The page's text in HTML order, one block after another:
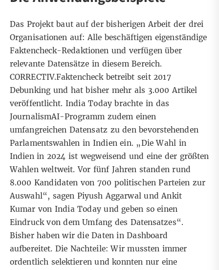
Das Projekt baut auf der bisherigen Arbeit der drei
Organisationen auf: Alle beschäftigen eigenständige
Faktencheck-Redaktionen und verfügen über
relevante Datensätze in diesem Bereich.
CORRECTIV.Faktencheck betreibt seit 2017
Debunking und hat bisher mehr als 3.000 Artikel
veröffentlicht. India Today brachte in das
JournalismAI-Programm zudem einen
umfangreichen Datensatz zu den bevorstehenden
Parlamentswahlen in Indien ein. „Die Wahl in
Indien in 2024 ist wegweisend und eine der größten
Wahlen weltweit. Vor fünf Jahren standen rund
8.000 Kandidaten von 700 politischen Parteien zur
Auswahl“, sagen Piyush Aggarwal und Ankit
Kumar von India Today und geben so einen
Eindruck von dem Umfang des Datensatzes“.
Bisher haben wir die Daten in Dashboard
aufbereitet. Die Nachteile: Wir mussten immer
ordentlich selektieren und konnten nur eine